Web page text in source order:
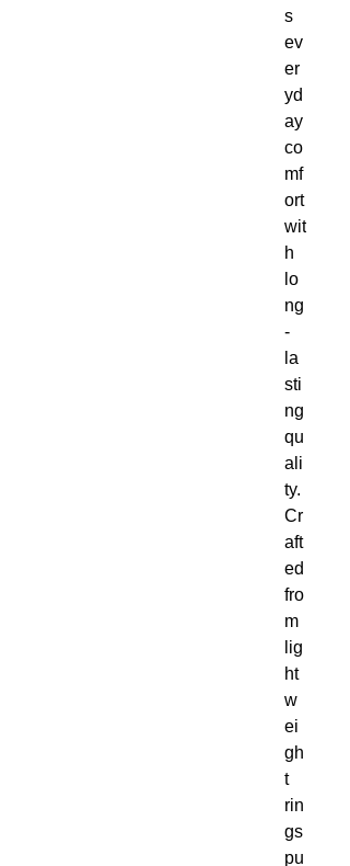
s
ev
er
yd
ay
co
mf
ort
wit
h
lo
ng
-
la
sti
ng
qu
ali
ty.
Cr
aft
ed
fro
m
lig
ht
w
ei
gh
t
rin
gs
pu